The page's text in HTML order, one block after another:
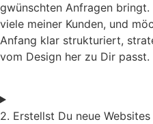
gwünschten Anfragen
viele meiner Kunden, und
Anfang klar strukturiert,
vom Design her zu Dir passt.
2. Erstellst Du neue